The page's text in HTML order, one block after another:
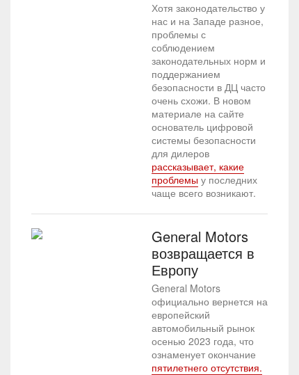
Хотя законодательство у
нас и на Западе разное,
проблемы с
соблюдением
законодательных норм и
поддержанием
безопасности в ДЦ часто
очень схожи. В новом
материале на сайте
основатель цифровой
системы безопасности
для дилеров
рассказывает, какие
проблемы у последних
чаще всего возникают.
General Motors
возвращается в
Европу
General Motors
официально вернется на
европейский
автомобильный рынок
осенью 2023 года, что
ознаменует окончание
пятилетнего отсутствия.